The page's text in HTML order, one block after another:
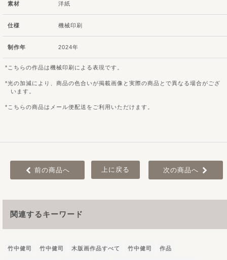
素材 洋紙
仕様 機械印刷
制作年 2024年
こちらの作品は機械印刷による表現です。
光の加減により、商品の色合いが掲載画像と実際の商品とで異なる場合がござ
います。
こちらの商品はメール便配送をご利用いただけます。
前の商品へ 上に戻る 次の商品へ
関連するキーワード
竹中健司 竹中健司 木版画作品すべて 竹中健司 作品